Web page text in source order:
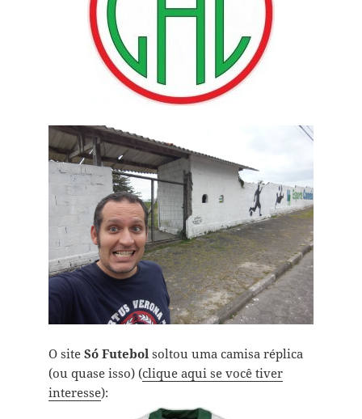
O site Só Futebolsoltou uma camisa réplica
(ou quase isso) (clique aqui se você tiver
interesse):